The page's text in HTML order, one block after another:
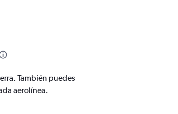
También puedes
aerolínea.